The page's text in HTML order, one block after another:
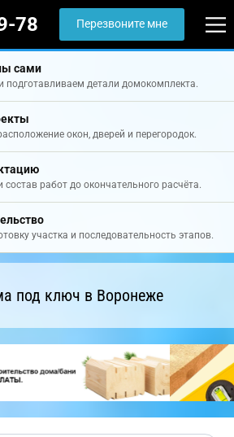
78 Перезвоните мне
сами
подготавливаем детали домокомплекта.
окон, дверей и перегородок.
работ до окончательного расчёта.
участка и последовательность этапов.
под ключ в Воронеже